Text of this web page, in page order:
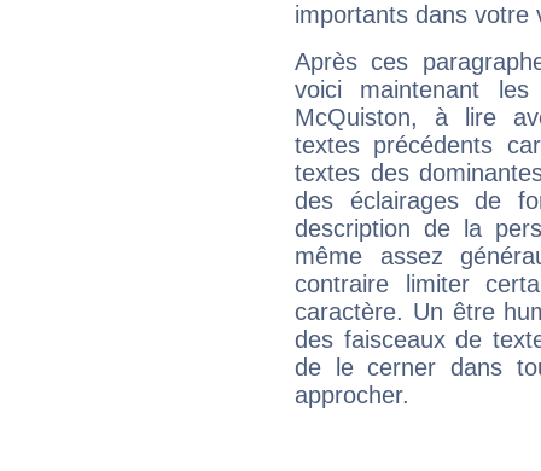
importants dans votre
Après ces
voici maintenant
McQuiston, à lire
textes précédents
textes des
des éclairages de
description de la
même assez
contraire limiter
caractère. Un être
des faisceaux de
de le cerner dans
approcher.